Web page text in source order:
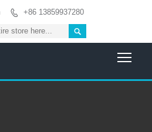
 +86 13859937280
